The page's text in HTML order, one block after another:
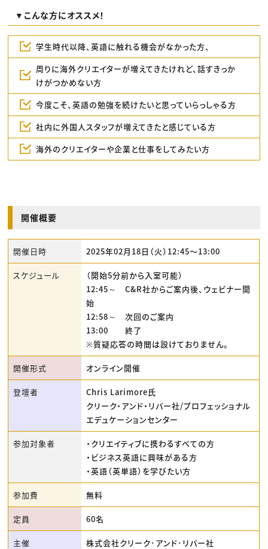
▼こんな方にオススメ！
学生時代以降、英語に触れる機会がなかった方、
周りに海外クリエイターが増えてきたけれど、話すきっか
けがつかめない方
今度こそ、英語の勉強を続けたいと思っていらっしゃる方
社内に外国人スタッフが増えてきたと感じている方
海外のクリエイターや企業と仕事をしてみたい方
開催概要
開催日時 2025年02月18日（火）12:45〜13:00
スケジュール
（開始5分前から入室可能）
12:45～ C&R社からご案内後、ウェビナー開
始
12:58～ 次回のご案内
13:00 終了
※質疑応答の時間は設けておりません。
開催形式 オンライン開催
登壇者
Chris Larimore氏
クリーク・アンド・リバー社/プロフェッショナル
エデュケーションセンター
参加対象者
・クリエイティブに携わるすべての方
・ビジネス英語に興味がある方
・英語（英単語）を学びたい方
参加費 無料
定員 60名
主催 株式会社クリーク･アンド･リバー社